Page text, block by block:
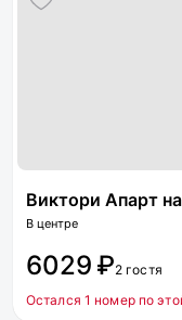
Виктори Апарт
В центре
6029 ₽2 гостя
Остался 1 номер по